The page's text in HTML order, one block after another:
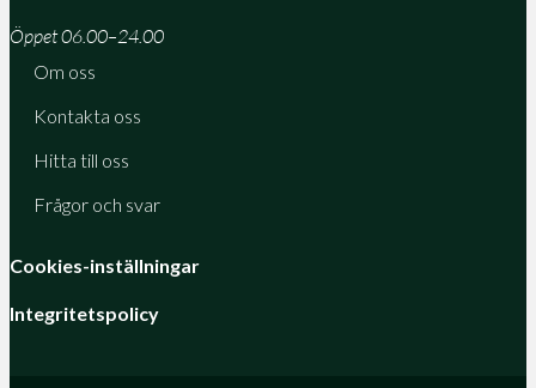
Öppet 06.00–24.00
Om oss
Kontakta oss
Hitta till oss
Frågor och svar
Cookies-inställningar
Integritetspolicy